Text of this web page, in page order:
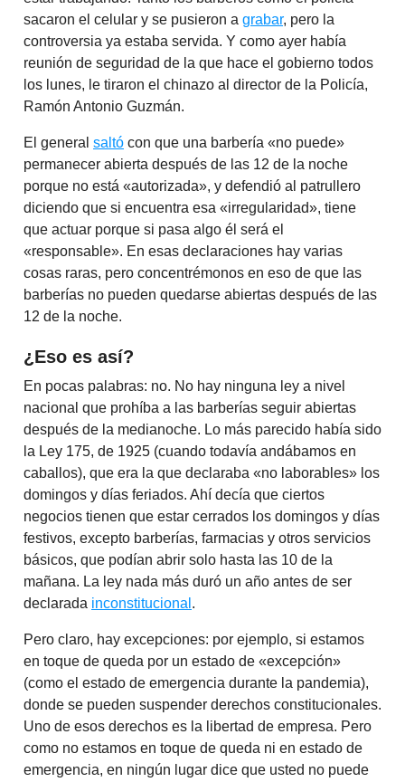
sacaron el celular y se pusieron a grabar, pero la
controversia ya estaba servida. Y como ayer había
reunión de seguridad de la que hace el gobierno todos
los lunes, le tiraron el chinazo al director de la Policía,
Ramón Antonio Guzmán.
El general saltó con que una barbería «no puede»
permanecer abierta después de las 12 de la noche
porque no está «autorizada», y defendió al patrullero
diciendo que si encuentra esa «irregularidad», tiene
que actuar porque si pasa algo él será el
«responsable». En esas declaraciones hay varias
cosas raras, pero concentrémonos en eso de que las
barberías no pueden quedarse abiertas después de las
12 de la noche.
¿Eso es así?
En pocas palabras: no. No hay ninguna ley a nivel
nacional que prohíba a las barberías seguir abiertas
después de la medianoche. Lo más parecido había sido
la Ley 175, de 1925 (cuando todavía andábamos en
caballos), que era la que declaraba «no laborables» los
domingos y días feriados. Ahí decía que ciertos
negocios tienen que estar cerrados los domingos y días
festivos, excepto barberías, farmacias y otros servicios
básicos, que podían abrir solo hasta las 10 de la
mañana. La ley nada más duró un año antes de ser
declarada inconstitucional .
Pero claro, hay excepciones: por ejemplo, si estamos
en toque de queda por un estado de «excepción»
(como el estado de emergencia durante la pandemia),
donde se pueden suspender derechos constitucionales.
Uno de esos derechos es la libertad de empresa. Pero
como no estamos en toque de queda ni en estado de
emergencia, en ningún lugar dice que usted no puede